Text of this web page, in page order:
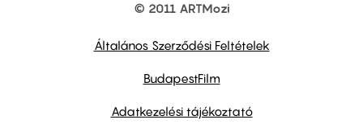
© 2011 ARTMozi
Általános Szerződési Feltételek
BudapestFilm
Adatkezelési tájékoztató